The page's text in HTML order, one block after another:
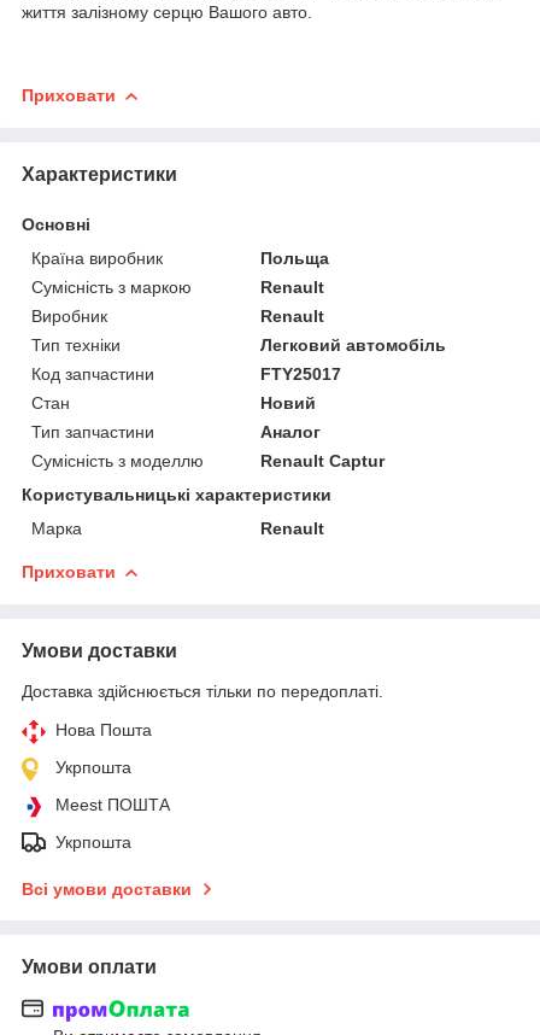
життя залізному серцю Вашого авто.
Приховати
Характеристики
Основні
Країна виробник
Польща
Сумісність з маркою
Renault
Виробник
Renault
Тип техніки
Легковий автомобіль
Код запчастини
FTY25017
Стан
Новий
Тип запчастини
Аналог
Сумісність з моделлю
Renault Captur
Користувальницькі характеристики
Марка
Renault
Приховати
Умови доставки
Доставка здійснюється тільки по передоплаті.
Нова Пошта
Укрпошта
Meest ПОШТА
Укрпошта
Всі умови доставки
Умови оплати